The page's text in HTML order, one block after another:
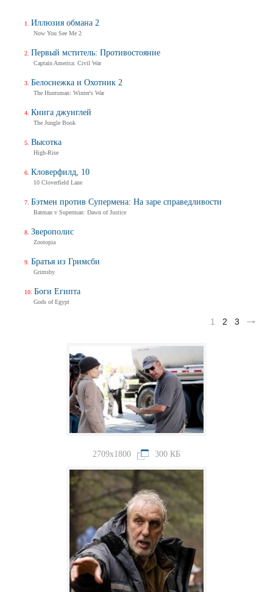
1 2 3
2709x1800 300 КБ
Иллюзия обмана 2
Now You See Me 2
Первый мститель: Противостояние
Captain America: Civil War
Белоснежка и Охотник 2
The Huntsman: Winter's War
Книга джунглей
The Jungle Book
Высотка
High-Rise
Кловерфилд, 10
10 Cloverfield Lane
Бэтмен против Супермена: На заре справедливости
Batman v Superman: Dawn of Justice
Зверополис
Zootopia
Братья из Гримсби
Grimsby
Боги Египта
Gods of Egypt